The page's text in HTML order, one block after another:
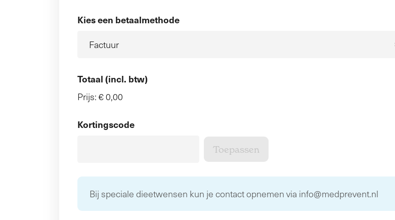
Kies een betaalmethode
Totaal (incl. btw)
Prijs: € 0,00
Kortingscode
Bij speciale dieetwensen kun je contact opnemen via info@medprevent.nl